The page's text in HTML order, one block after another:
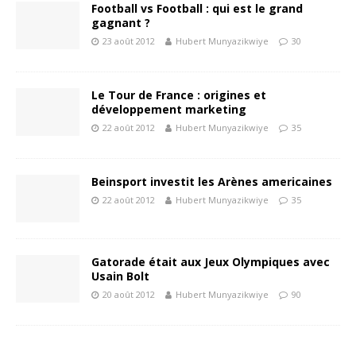
Football vs Football : qui est le grand
gagnant ?
23 août 2012 Hubert Munyazikwiye 30
Le Tour de France : origines et
développement marketing
22 août 2012 Hubert Munyazikwiye 35
Beinsport investit les Arènes americaines
22 août 2012 Hubert Munyazikwiye 35
Gatorade était aux Jeux Olympiques avec
Usain Bolt
20 août 2012 Hubert Munyazikwiye 90